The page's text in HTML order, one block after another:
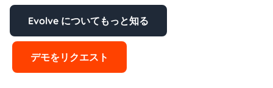
Evolve についてもっと知る
デモをリクエスト